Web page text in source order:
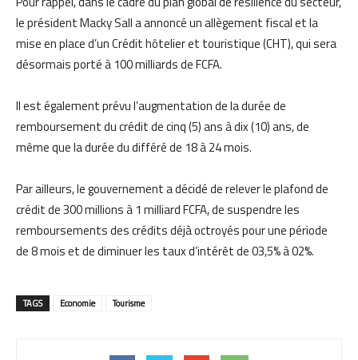
le président Macky Sall a annoncé un allègement fiscal et la
mise en place d’un Crédit hôtelier et touristique (CHT), qui sera
désormais porté à 100 milliards de FCFA.
Il est également prévu l’augmentation de la durée de
remboursement du crédit de cinq (5) ans à dix (10) ans, de
même que la durée du différé de 18 à 24 mois.
Par ailleurs, le gouvernement a décidé de relever le plafond de
crédit de 300 millions à 1 milliard FCFA, de suspendre les
remboursements des crédits déjà octroyés pour une période
de 8 mois et de diminuer les taux d’intérêt de 03,5% à 02%.
TAGS Economie Tourisme